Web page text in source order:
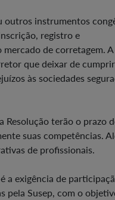
outros instrumentos
registro e
de corretagem. A
que deixar de cumprir
às sociedades
Resolução terão o prazo
suas competências.
de profissionais.
a exigência de
pela Susep, com o